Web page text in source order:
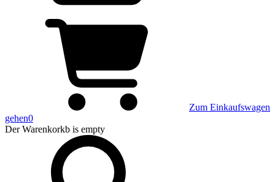
Zum Einkaufswagen
gehen0
Der Warenkorkb is empty